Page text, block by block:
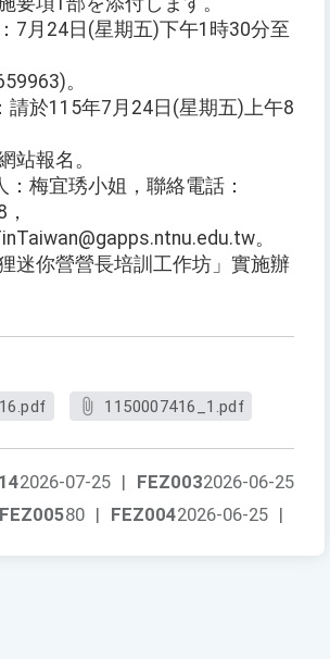
7月24日(星期五)下午1時30分至
。
請於115年7月24日(星期五)上午8
站報名。
：梅宜琇小姐，聯絡電話：
。
迷你營營長培訓工作坊」實施辦
1150007416_1.pdf
FEZ0032026-06-25
2026-07-25 |
FEZ0042026-06-25 |
FEZ00580 |